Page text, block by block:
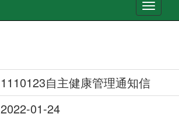
1110123自主健康管理通知信
2022-01-24